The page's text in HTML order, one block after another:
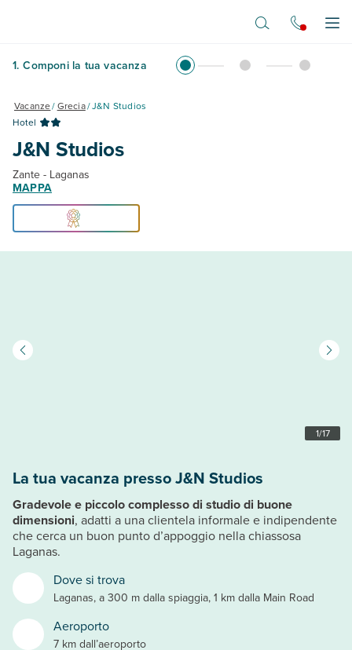
1. Componi la tua vacanza
Vacanze/Grecia/J&N Studios
Hotel
J&N Studios
Zante - Laganas
MAPPA
1/17
Dove si trova
Laganas, a 300 m dalla spiaggia, 1 km dalla Main Road
Aeroporto
7 km dall’aeroporto
La tua vacanza presso J&N Studios
Gradevole e piccolo complesso di studio di buone
dimensioni, adatti a una clientela informale e indipendente
che cerca un buon punto d’appoggio nella chiassosa
Laganas.